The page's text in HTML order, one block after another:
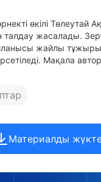
өкілі Төлеутай
талдау жасалады.
жайлы
Мақала
Материалды